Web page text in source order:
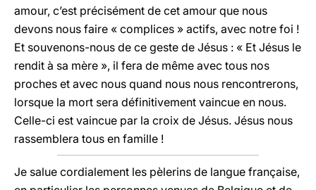
amour, c’est précisément de cet amour que nous
devons nous faire « complices » actifs, avec notre foi !
Et souvenons-nous de ce geste de Jésus : « Et Jésus le
rendit à sa mère », il fera de même avec tous nos
proches et avec nous quand nous nous rencontrerons,
lorsque la mort sera définitivement vaincue en nous.
Celle-ci est vaincue par la croix de Jésus. Jésus nous
rassemblera tous en famille !
Je salue cordialement les pèlerins de langue française,